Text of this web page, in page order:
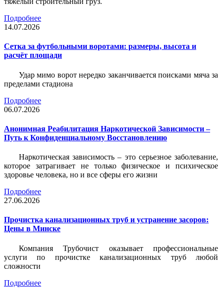
Подробнее
14.07.2026
Сетка за футбольными воротами: размеры, высота и
расчёт площади
Удар мимо ворот нередко заканчивается поисками мяча за
пределами стадиона
Подробнее
06.07.2026
Анонимная Реабилитация Наркотической Зависимости –
Путь к Конфиденциальному Восстановлению
Наркотическая зависимость – это серьезное заболевание,
которое затрагивает не только физическое и психическое
здоровье человека, но и все сферы его жизни
Подробнее
27.06.2026
Прочистка канализационных труб и устранение засоров:
Цены в Минске
Компания Трубочист оказывает профессиональные
услуги по прочистке канализационных труб любой
сложности
Подробнее